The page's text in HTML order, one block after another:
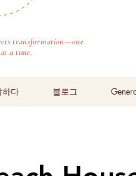
transformation—one
a time.
하다 블로그